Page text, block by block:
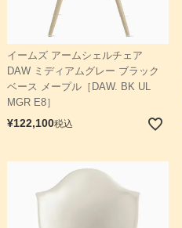
イームズ アームシェルチェア
DAW ミディアムグレー ブラック
ベース メープル［DAW. BK UL
MGR E8］
¥122,100税込